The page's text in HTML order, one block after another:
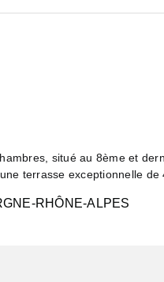
situé au 8ème et
terrasse exceptionnelle
RHÔNE-ALPES